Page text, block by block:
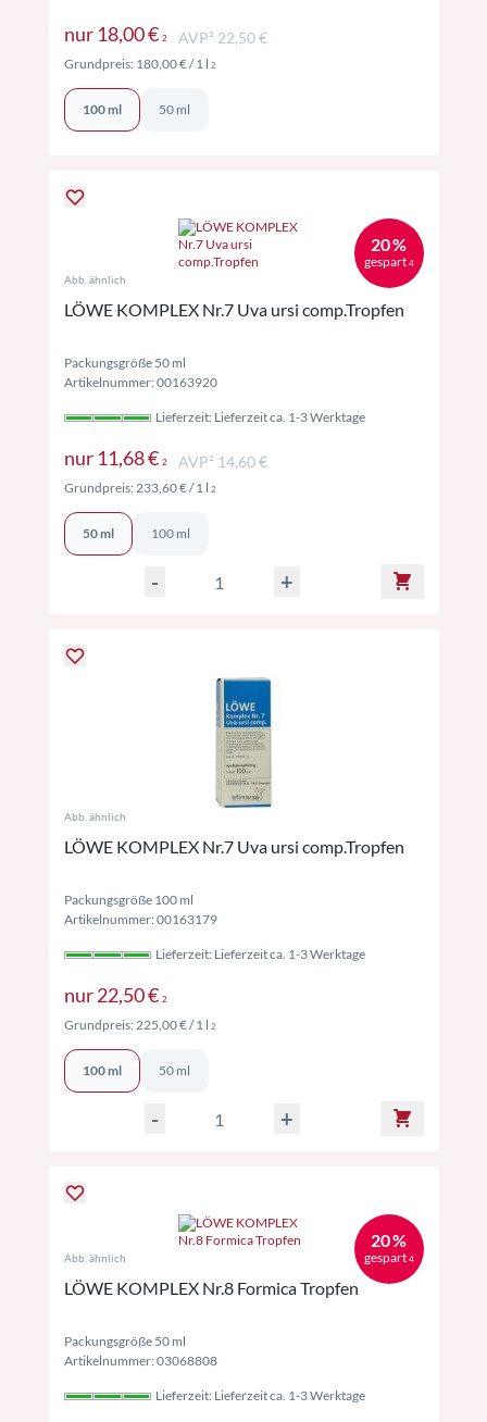
nur 18,00 € 2Preise inkl. MwSt. ggf. zzgl. Versand
AVP² 22,50 €
Grundpreis: 180,00 €/ 1 l 2Preise inkl. MwSt. ggf. zzgl. Versand
100 ml 50 ml
20 %
gespart 4
Abb. ähnlich
LÖWE KOMPLEX Nr.7 Uva ursi comp.Tropfen
Packungsgröße 50 ml
Artikelnummer: 00163920
Lieferzeit: Lieferzeit ca. 1-3 Werktage
nur 11,68 € 2Preise inkl. MwSt. ggf. zzgl. Versand
AVP² 14,60 €
Grundpreis:233,60 €/ 1 l 2Preise inkl. MwSt. ggf. zzgl. Versand
50 ml 100 ml
- +
Abb. ähnlich
LÖWE KOMPLEX Nr.7 Uva ursi comp.Tropfen
Packungsgröße 100 ml
Artikelnummer: 00163179
Lieferzeit: Lieferzeit ca. 1-3 Werktage
nur22,50 € 2Preise inkl. MwSt. ggf. zzgl. Versand
Grundpreis:225,00 €/ 1 l 2Preise inkl. MwSt. ggf. zzgl. Versand
100 ml 50 ml
- +
20 %
gespart 4
Abb. ähnlich
LÖWE KOMPLEX Nr.8 Formica Tropfen
Packungsgröße 50 ml
Artikelnummer: 03068808
Lieferzeit: Lieferzeit ca. 1-3 Werktage